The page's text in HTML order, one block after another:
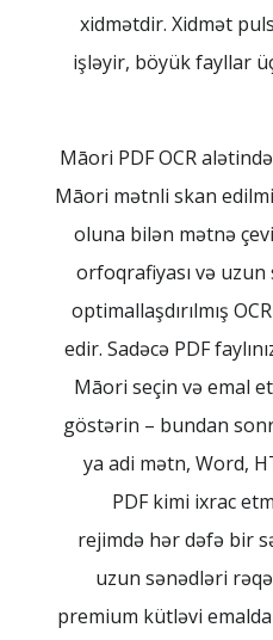
xidmətdir. Xidmət
işləyir, böyük fayllar
Māori PDF OCR
Māori mətnli skan
oluna bilən mətnə
orfoqrafiyası və uzun
optimallaşdırılmış
edir. Sadəcə PDF
Māori seçin və emal
göstərin – bundan
ya adi mətn, Word,
PDF kimi ixrac
rejimdə hər dəfə bir
uzun sənədləri
premium kütləvi